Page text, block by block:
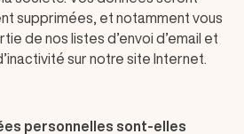
supprimées, et notamment vous
de nos listes d’envoi d’email et
sur notre site Internet.
personnelles sont-elles